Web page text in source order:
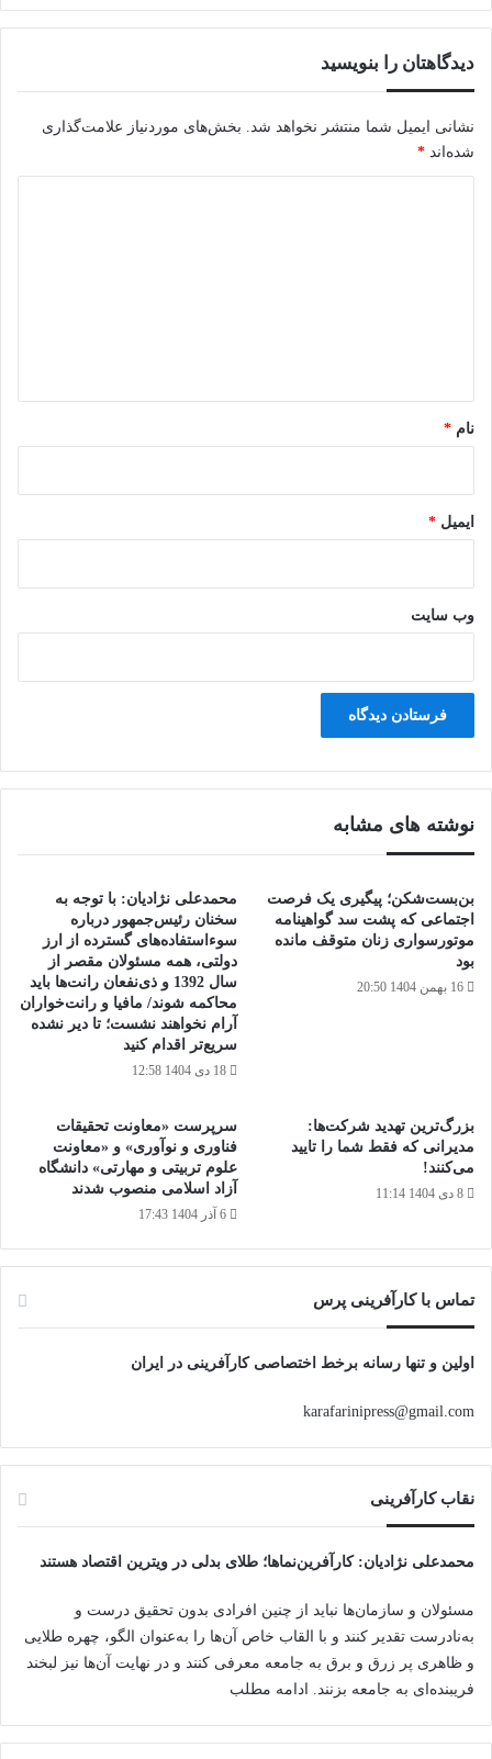
دیدگاهتان را بنویسید
نشانی ایمیل شما منتشر نخواهد شد.
بخش‌های موردنیاز علامت‌گذاری
شده‌اند *
نام *
ایمیل *
وب‌ سایت
نوشته های مشابه
بن‌بست‌شکن؛ پیگیری یک فرصت
اجتماعی که پشت سد گواهینامه
موتورسواری زنان متوقف مانده
بود
16 بهمن 1404 20:50
محمدعلی نژادیان: با توجه به
سخنان رئیس‌جمهور درباره
سوءاستفاده‌های گسترده از ارز
دولتی، همه مسئولان مقصر از
سال 1392 و ذی‌نفعان رانت‌ها باید
محاکمه شوند/ مافیا و رانت‌خواران
آرام نخواهند نشست؛ تا دیر نشده
سریع‌تر اقدام کنید
18 دی 1404 12:58
بزرگ‌ترین تهدید شرکت‌ها:
مدیرانی که فقط شما را تایید
می‌کنند!
8 دی 1404 11:14
سرپرست «معاونت تحقیقات
فناوری ‌و نوآوری» و «معاونت
علوم تربیتی و مهارتی» دانشگاه
آزاد اسلامی منصوب شدند
6 آذر 1404 17:43
تماس با کارآفرینی پرس
اولین و تنها رسانه برخط اختصاصی کارآفرینی در ایران
karafarinipress@gmail.com
نقاب کارآفرینی
محمدعلی نژادیان: کارآفرین‌نماها؛ طلای بدلی در ویترین اقتصاد هستند
مسئولان و سازمان‌ها نباید از چنین افرادی بدون تحقیق درست و
به‌نادرست تقدیر کنند و با القاب خاص آ‌ن‌ها را به‌عنوان الگو، چهره طلایی
و ظاهری پر زرق و برق به جامعه معرفی کنند و در نهایت آن‌ها نیز لبخند
فریبنده‌ای به جامعه بزنند.
ادامه مطلب